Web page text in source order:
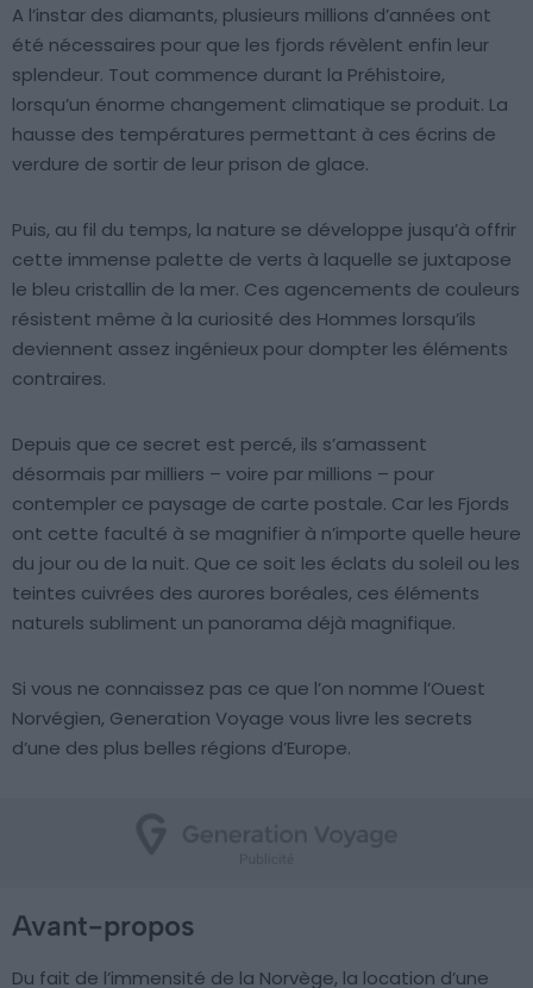
A l’instar des diamants, plusieurs millions d’années ont
été nécessaires pour que les fjords révèlent enfin leur
splendeur. Tout commence durant la Préhistoire,
lorsqu’un énorme changement climatique se produit. La
hausse des températures permettant à ces écrins de
verdure de sortir de leur prison de glace.
Puis, au fil du temps, la nature se développe jusqu’à offrir
cette immense palette de verts à laquelle se juxtapose
le bleu cristallin de la mer. Ces agencements de couleurs
résistent même à la curiosité des Hommes lorsqu’ils
deviennent assez ingénieux pour dompter les éléments
contraires.
Depuis que ce secret est percé, ils s’amassent
désormais par milliers – voire par millions – pour
contempler ce paysage de carte postale. Car les Fjords
ont cette faculté à se magnifier à n’importe quelle heure
du jour ou de la nuit. Que ce soit les éclats du soleil ou les
teintes cuivrées des aurores boréales, ces éléments
naturels subliment un panorama déjà magnifique.
Si vous ne connaissez pas ce que l’on nomme l’Ouest
Norvégien, Generation Voyage vous livre les secrets
d’une des plus belles régions d’Europe.
Avant-propos
Du fait de l’immensité de la Norvège, la location d’une